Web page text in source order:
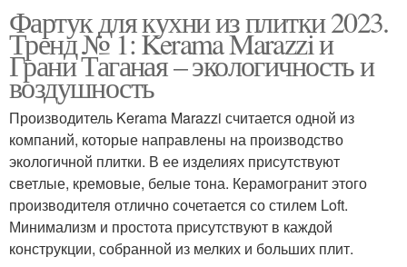
Фартук для кухни из плитки 2023.
Тренд № 1: Kerama Marazzi и
Грани Таганая – экологичность и
воздушность
Производитель Kerama Marazzi считается одной из
компаний, которые направлены на производство
экологичной плитки. В ее изделиях присутствуют
светлые, кремовые, белые тона. Керамогранит этого
производителя отлично сочетается со стилем Loft.
Минимализм и простота присутствуют в каждой
конструкции, собранной из мелких и больших плит.